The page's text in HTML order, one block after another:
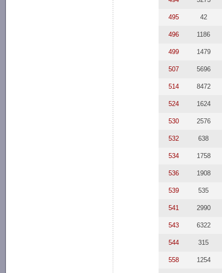
495 42
496 1186
499 1479
507 5696
514 8472
524 1624
530 2576
532 638
534 1758
536 1908
539 535
541 2990
543 6322
544 315
558 1254